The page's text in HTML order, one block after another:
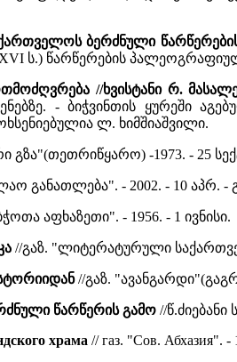
ბერძნული
ს.) წარწერების
//ხვისტანი რ.
- ბიჭვინთის ყურეში
ლ. ხიმშიაშვილი.
გზა"(თეთრიწყარო) -1973. - 25
განათლება". - 2002. - 10 აპრ.
აფხაზეთი". - 1956. - 1 ივნისი.
//გაზ. "ლიტერატურული
//გაზ.
წარწერის გამო //
храма // газ. "Сов. Абхазия".